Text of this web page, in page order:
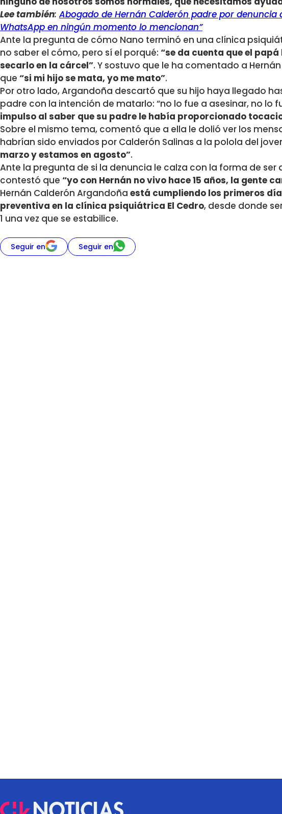
Lee también: Abogado de Hernán Calderón padre por denuncia
WhatsApp en ningún momento lo mencionan”
Ante la pregunta de cómo Nano terminó en una clínica
no saber el cómo, pero sí el porqué: “se da cuenta que el papá
secarlo en la cárcel”. Y sostuvo que le ha comentado a
que “si mi hijo se mata, yo me mato”.
Por otro lado, Argandoña descartó que su hijo haya llegado
padre con la intención de matarlo: “no lo fue a asesinar, no lo
impulso al saber que su padre le había proporcionado
Sobre el mismo tema, comentó que a ella le dolió ver los
habrían sido enviados por Calderón Salinas a la polola del
marzo y estamos en agosto”.
Ante la pregunta de si la denuncia le calza con la forma de ser
contestó que “yo con Hernán no vivo hace 15 años, la gente
Hernán Calderón Argandoña está cumpliendo los primeros
preventiva en la clínica psiquiátrica El Cedro, desde donde
1 una vez que se estabilice.
Seguir en Seguir en